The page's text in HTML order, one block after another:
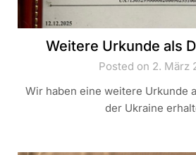
Weitere Urkunde als
Posted on 2. März
Wir haben eine weitere Urkunde
der Ukraine